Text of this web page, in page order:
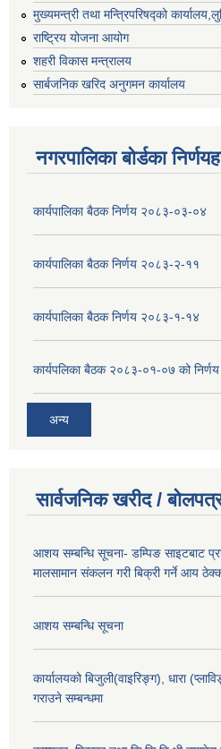
मुख्यमन्त्री तथा मन्त्रिपरिषद्को
राष्ट्रिय योजना आयोग
शहरी विकास मन्त्रालय
सार्बजनिक खरिद अनुगमन कार्यालय
नगरपालिका बोर्डका
कार्यपालिका बैठक निर्णय २०८३-०३-०४
कार्यपालिका बैठक निर्णय २०८३-२-११
कार्यपालिका बैठक निर्णय २०८३-१-१४
कार्यपलिका बैठक २०८३-०१-०७ को निर्णय
अन्य
सार्वजनिक खरीद /
आशय सम्बन्धि सूचना- डम्पिङ साइटबाट
मालसामान संकलन गरी बिक्री गर्ने आय
आशय सम्बन्धि सूचना
कार्यालयको बिजुली(वाइरिङ्ग), धारा
गराउने सम्बन्धमा